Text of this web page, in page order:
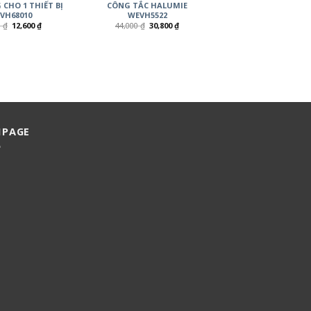
1 THIẾT BỊ
₫ 12,600₫
CÔNG TẮC HALUMIE
WEVH5522
44,000₫ 30,800₫